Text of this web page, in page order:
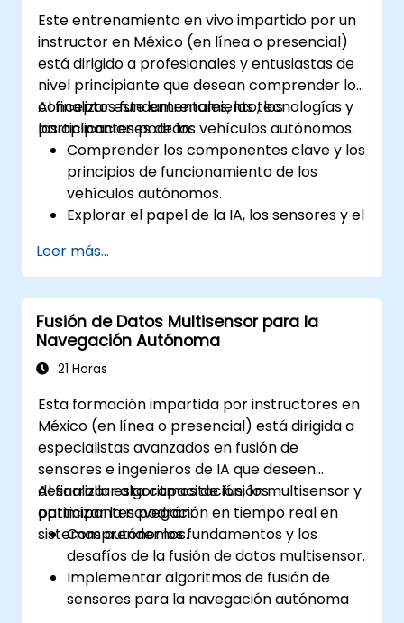
Este entrenamiento en vivo impartido por un
instructor en México (en línea o presencial)
está dirigido a profesionales y entusiastas de
nivel principiante que desean comprender los
conceptos fundamentales, las tecnologías y
las aplicaciones de los vehículos autónomos.
Al finalizar este entrenamiento, los
participantes podrán:
Comprender los componentes clave y los
principios de funcionamiento de los
vehículos autónomos.
Explorar el papel de la IA, los sensores y el
en los sistemas de conducción
automática.
Analizar los diferentes niveles de
autonomía vehicular y sus aplicaciones
en el mundo real.
Examinar los aspectos éticos, legales y
Obtener experiencia práctica con
simulaciones de vehículos autónomos.
Leer más...
Fusión de Datos Multisensor para la
Navegación Autónoma
21 Horas
Esta formación impartida por instructores en
México (en línea o presencial) está dirigida a
especialistas avanzados en fusión de
sensores e ingenieros de IA que deseen
desarrollar algoritmos de fusión multisensor y
optimizar la navegación en tiempo real en
sistemas autónomos.
Al finalizar esta capacitación, los
participantes podrán:
Comprender los fundamentos y los
desafíos de la fusión de datos multisensor.
Implementar algoritmos de fusión de
sensores para la navegación autónoma